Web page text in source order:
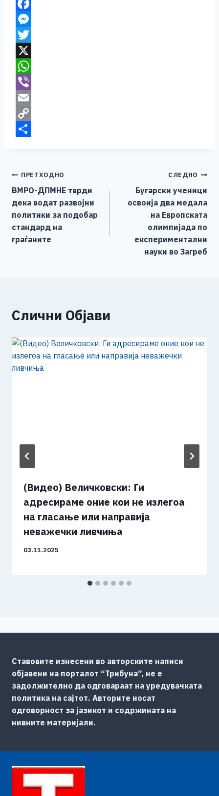
F
a
c
e
b
o
o
k
M
e
s
s
e
n
g
T
w
t
t
e
X
W
h
a
p
p
V
b
E
m
l
C
y
L
i
n
k
a
r
e
Навигација
на
напис
ПРЕТХОДНО
ВМРО-ДПМНЕ тврди
дека водат развојни
политики за подобар
стандард на
граѓаните
СЛЕДНО
Бугарски ученици
освоија два медала
на Европската
олимпијада по
експериментални
науки во Загреб
Слични Објави
(Видео) Величковски: Ги
адресираме оние кои не излегоа
на гласање или направија
неважечки ливчиња
03.11.2025
Ставовите изнесени во авторските написи
објавени на порталот “Трибуна”, не е
задолжително да одговараат на уредувачката
политика на сајтот. Авторите носат
одговорност за јазикот и содржината на
нивните материјали.